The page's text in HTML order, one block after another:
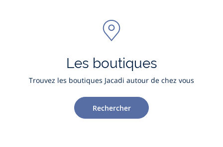
Les boutiques
Trouvez les boutiques Jacadi autour de chez vous
Rechercher